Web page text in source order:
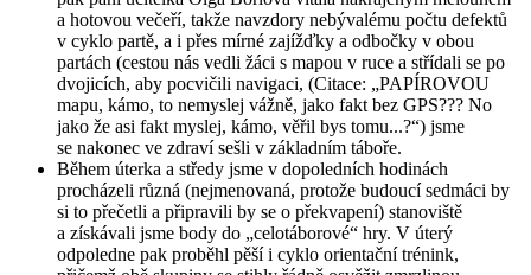
a hotovou večeří, takže navzdory nebývalému počtu defektů
v cyklo partě, a i přes mírné zajížďky a odbočky v obou
partách (cestou nás vedli žáci s mapou v ruce a střídali se po
dvojicích, aby pocvičili navigaci, (Citace: „PAPÍROVOU
mapu, kámo, to nemyslej vážně, jako fakt bez GPS??? No
jako že asi fakt myslej, kámo, věřil bys tomu...?“) jsme
se nakonec ve zdraví sešli v základním táboře.
Během úterka a středy jsme v dopoledních hodinách
procházeli různá (nejmenovaná, protože budoucí sedmáci by
si to přečetli a připravili by se o překvapení) stanoviště
a získávali jsme body do „celotáborové“ hry. V úterý
odpoledne pak proběhl pěší i cyklo orientační trénink,